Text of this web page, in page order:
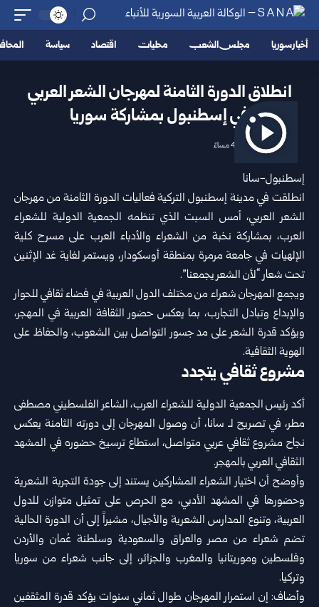
أخبار سوريا مجلس الشعب محليات اقتصاد سياسة
انطلاق الدورة الثامنة لمهرجان الشعر العربي
في إسطنبول بمشاركة سوريا
2026/06/28 4:01 مساءً
إسطنبول-سانا
انطلقت في مدينة إسطنبول التركية فعاليات الدورة الثامنة من مهرجان
الشعر العربي، أمس السبت الذي تنظمه الجمعية الدولية للشعراء
العرب، بمشاركة نخبة من الشعراء والأدباء العرب على مسرح كلية
الإلهيات في جامعة مرمرة بمنطقة أوسكودار، ويستمر لغاية غد الإثنين
تحت شعار “لأن الشعر يجمعنا”.
ويجمع المهرجان شعراء من مختلف الدول العربية في فضاء ثقافي للحوار
والإبداع وتبادل التجارب، بما يعكس حضور الثقافة العربية في المهجر،
ويؤكد قدرة الشعر على مد جسور التواصل بين الشعوب، والحفاظ على
الهوية الثقافية.
مشروع ثقافي يتجدد
أكد رئيس الجمعية الدولية للشعراء العرب، الشاعر الفلسطيني مصطفى
مطر، في تصريح لـ سانا، أن وصول المهرجان إلى دورته الثامنة يعكس
نجاح مشروع ثقافي عربي متواصل، استطاع ترسيخ حضوره في المشهد
الثقافي العربي بالمهجر.
وأوضح أن اختيار الشعراء المشاركين يستند إلى جودة التجربة الشعرية
وحضورها في المشهد الأدبي، مع الحرص على تمثيل متوازن للدول
العربية، وتنوع المدارس الشعرية والأجيال، مشيراً إلى أن الدورة الحالية
تضم شعراء من مصر والعراق والسعودية وسلطنة عُمان والأردن
وفلسطين وموريتانيا والمغرب والجزائر، إلى جانب شعراء من سوريا
وتركيا.
وأضاف: إن استمرار المهرجان طوال ثماني سنوات يؤكد قدرة المثقفين